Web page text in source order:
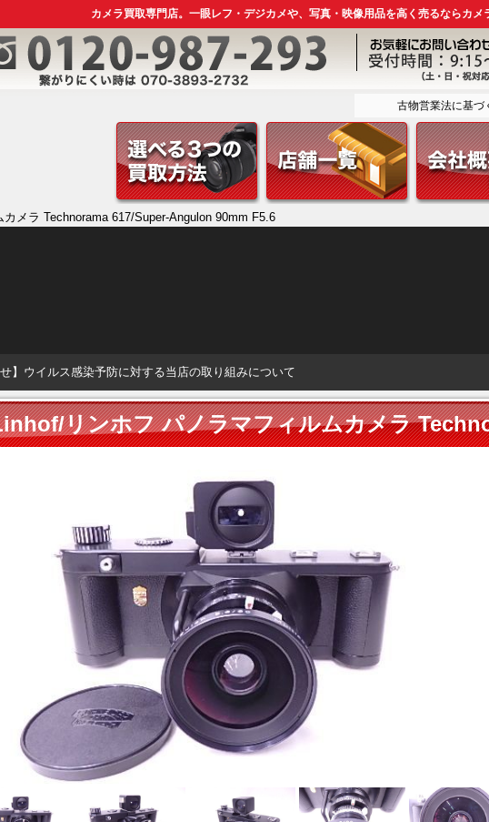
カメラ買取専門店。一眼レフ・デジカメや、写真・映像用品を高く売るならカメ
古物営業法に基づ
メラ Technorama 617/Super-Angulon 90mm F5.6
せ】ウイルス感染予防に対する当店の取り組みについて